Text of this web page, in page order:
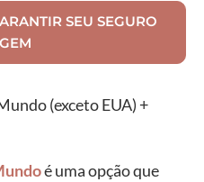
SEU SEGURO
(exceto EUA) +
é uma opção que